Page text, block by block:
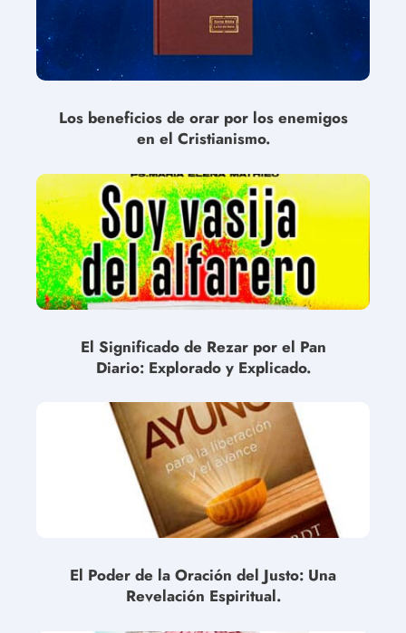
Los beneficios de orar por los enemigos
en el Cristianismo.
El Significado de Rezar por el Pan
Diario: Explorado y Explicado.
El Poder de la Oración del Justo: Una
Revelación Espiritual.